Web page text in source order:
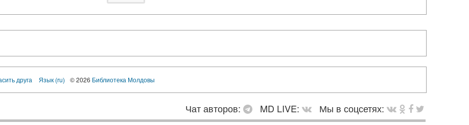
друга Язык (ru) © 2026 Библиотека Молдовы
Чат авторов: MD LIVE:
Мы в соцсетях: